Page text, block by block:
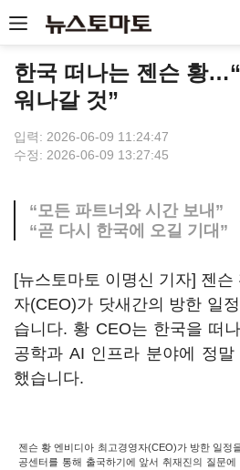
한국 떠나는 젠슨 황
워나갈 것”
입력: 2026-06-09 11:24:47
수정: 2026-06-09 13:27:45
“모든 파트너와 시간 보내”
“곧 다시 한국에 오길 기대”
[뉴스토마토 이명신 기자] 젠
자(CEO)가 닷새간의 방한 일
습니다. 황 CEO는 한국을 떠
공학과 AI 인프라 분야에 정
했습니다.
젠슨 황 엔비디아 최고경영자(CEO)가 방한 일정
공센터를 통해 출국하기에 앞서 취재진의 질문